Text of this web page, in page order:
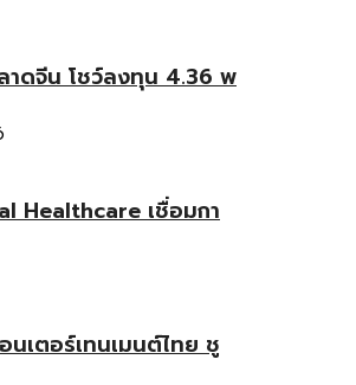
าดจีน โชว์ลงทุน 4.36 พ
Healthcare เชื่อมกา
นเตอร์เทนเมนต์ไทย ชู